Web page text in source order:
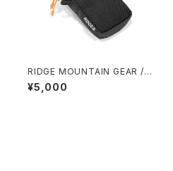
RIDGE MOUNTAIN GEAR /
CHEST INCREASE
¥5,000